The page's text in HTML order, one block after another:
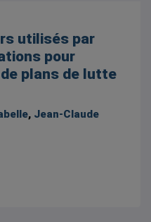
utilisés par
pour
plans de lutte
, Jean-Claude